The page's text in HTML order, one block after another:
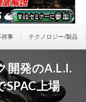
祥事 テクノロジー/製品
開発のA.L.I.
上場